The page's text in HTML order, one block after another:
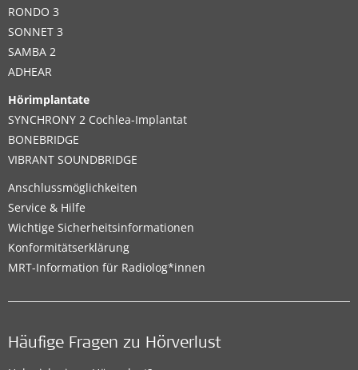
RONDO 3
SONNET 3
SAMBA 2
ADHEAR
Hörimplantate
SYNCHRONY 2 Cochlea-Implantat
BONEBRIDGE
VIBRANT SOUNDBRIDGE
Anschlussmöglichkeiten
Service & Hilfe
Wichtige Sicherheitsinformationen
Konformitätserklärung
MRT-Information für Radiolog*innen
Häufige Fragen zu Hörverlust